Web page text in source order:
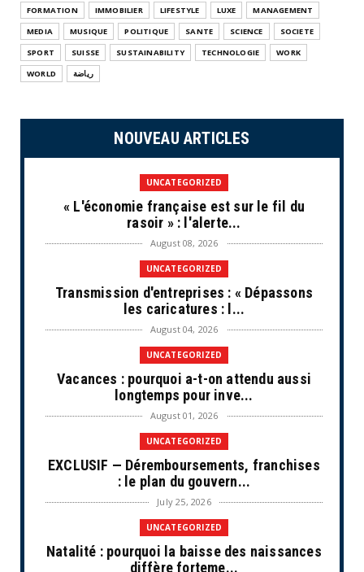
FORMATION
IMMOBILIER LIFESTYLE LUXE
MANAGEMENT
MEDIA
MUSIQUE POLITIQUE SANTE SCIENCE
SOCIETE
SPORT
SUISSE SUSTAINABILITY TECHNOLOGIE
WORK
WORLD
رياضة
NOUVEAU ARTICLES
UNCATEGORIZED
« L'économie française est sur le fil du
rasoir » : l'alerte...
August 08, 2026
UNCATEGORIZED
Transmission d'entreprises : « Dépassons
les caricatures : l...
August 04, 2026
UNCATEGORIZED
Vacances : pourquoi a-t-on attendu aussi
longtemps pour inve...
August 01, 2026
UNCATEGORIZED
EXCLUSIF — Déremboursements, franchises
: le plan du gouvern...
July 25, 2026
UNCATEGORIZED
Natalité : pourquoi la baisse des naissances
diffère forteme...